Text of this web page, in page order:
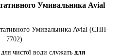
Умивальника Avial
чистої води служать для